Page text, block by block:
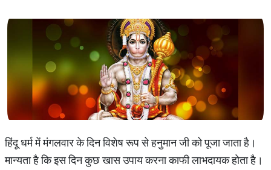
हिंदू धर्म में मंगलवार के दिन विशेष रूप से हनुमान जी को पूजा जाता है।
मान्यता है कि इस दिन कुछ खास उपाय करना काफी लाभदायक होता है।